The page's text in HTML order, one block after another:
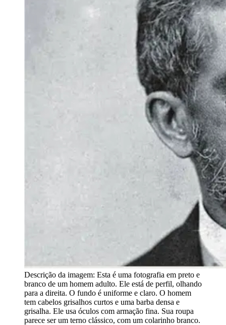
Descrição da imagem: Esta é uma fotografia em preto e
branco de um homem adulto. Ele está de perfil, olhando
para a direita. O fundo é uniforme e claro. O homem
tem cabelos grisalhos curtos e uma barba densa e
grisalha. Ele usa óculos com armação fina. Sua roupa
parece ser um terno clássico, com um colarinho branco.